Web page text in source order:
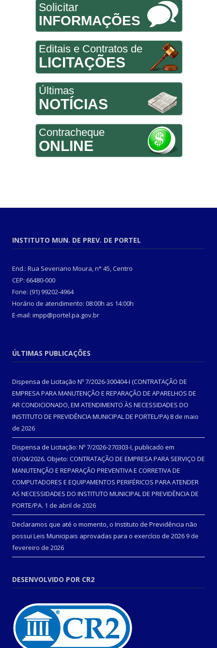
Solicitar
INFORMAÇÕES
Editais e Contratos de
LICITAÇÕES
Últimas
NOTÍCIAS
Contracheque
ONLINE
INSTITUTO MUN. DE PREV. DE PORTEL
End.: Rua Severiano Moura, n° 45, Centro
CEP: 66480-000
Fone: (91) 99202-4964
Horário de atendimento: 08:00h as 14:00h
E-mail: impp@portel.pa.gov.br
ÚLTIMAS PUBLICAÇÕES
Dispensa de Licitação Nº 7/2026-300404-I (CONTRATAÇÃO DE
EMPRESA PARA MANUTENÇÃO E REPARAÇÃO DE APARELHOS DE
AR CONDICIONADO, EM ATENDIMENTO ÀS NECESSIDADES DO
INSTITUTO DE PREVIDÊNCIA MUNICIPAL DE PORTEL/PA) 8 de maio
de 2026
Dispensa de Licitação: Nº 7/2026-270303-I, publicado em
01/04/2026. Objeto: CONTRATAÇÃO DE EMPRESA PARA SERVIÇO DE
MANUTENÇÃO E REPARAÇÃO PREVENTIVA E CORRETIVA DE
COMPUTADORES E EQUIPAMENTOS PERIFÉRICOS PARA ATENDER
AS NECESSIDADES DO INSTITUTO MUNICIPAL DE PREVIDÊNCIA DE
PORTE/PA. 1 de abril de 2026
Declaramos que até o momento, o Instituto de Previdência não
possui Leis Municipais aprovadas para o exercício de 2026 9 de
fevereiro de 2026
DESENVOLVIDO POR CR2